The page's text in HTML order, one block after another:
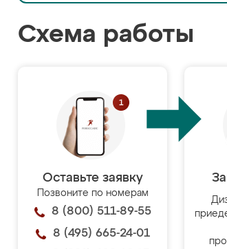
Схема работы
Оставьте заявку
Позвоните по номерам
8 (800) 511-89-55
8 (495) 665-24-01